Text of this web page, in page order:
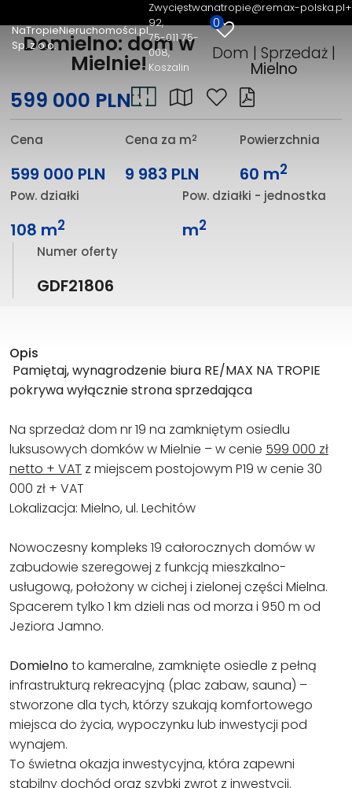
NaTropieNieruchomości.pl
Sp. z o.o.
Zwycięstwa
92
75-011 75-
008,
Koszalin
natropie@remax-polska.pl
0
Domielno: dom w
Mielnie! Dom | Sprzedaż |
Mielno
599 000 PLN
Cena
599 000 PLN
Cena za m2
9 983 PLN
Powierzchnia
60 m2
Pow. działki
108 m2
Pow. działki - jednostka
m2
Numer oferty
GDF21806
Opis
Pamiętaj, wynagrodzenie biura RE/MAX NA TROPIE
pokrywa wyłącznie strona sprzedająca
Na sprzedaż dom nr 19 na zamkniętym osiedlu
luksusowych domków w Mielnie – w cenie 599 000 zł
netto + VAT z miejscem postojowym P19 w cenie 30
000 zł + VAT
Lokalizacja: Mielno, ul. Lechitów
Nowoczesny kompleks 19 całorocznych domów w
zabudowie szeregowej z funkcją mieszkalno-
usługową, położony w cichej i zielonej części Mielna.
Spacerem tylko 1 km dzieli nas od morza i 950 m od
Jeziora Jamno.
Domielnoto kameralne, zamknięte osiedle z pełną
infrastrukturą rekreacyjną (plac zabaw, sauna) –
stworzone dla tych, którzy szukają komfortowego
miejsca do życia, wypoczynku lub inwestycji pod
wynajem.
To świetna okazja inwestycyjna, która zapewni
stabilny dochód oraz szybki zwrot z inwestycji.